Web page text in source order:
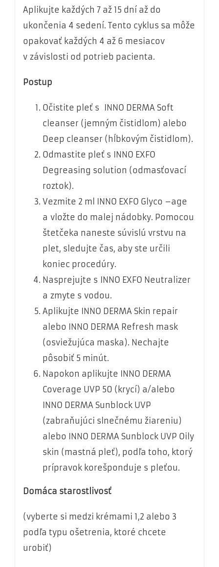
Aplikujte každých 7 až 15 dní až do
ukončenia 4 sedení. Tento cyklus sa môže
opakovať každých 4 až 6 mesiacov
v závislosti od potrieb pacienta.
Postup
Očistite pleť s INNO DERMA Soft
cleanser (jemným čistidlom) alebo
Deep cleanser (hĺbkovým čistidlom).
Odmastite pleť s INNO EXFO
Degreasing solution (odmasťovací
roztok).
Vezmite 2 ml INNO EXFO Glyco –age
a vložte do malej nádobky. Pomocou
štetčeka naneste súvislú vrstvu na
plet, sledujte čas, aby ste určili
koniec procedúry.
Nasprejujte s INNO EXFO Neutralizer
a zmyte s vodou.
Aplikujte INNO DERMA Skin repair
alebo INNO DERMA Refresh mask
(osviežujúca maska). Nechajte
pôsobiť 5 minút.
Napokon aplikujte INNO DERMA
Coverage UVP 50 (krycí) a/alebo
INNO DERMA Sunblock UVP
(zabraňujúci slnečnému žiareniu)
alebo INNO DERMA Sunblock UVP Oily
skin (mastná pleť), podľa toho, ktorý
prípravok korešponduje s pleťou.
Domáca starostlivosť
(vyberte si medzi krémami 1,2 alebo 3
podľa typu ošetrenia, ktoré chcete
urobiť)